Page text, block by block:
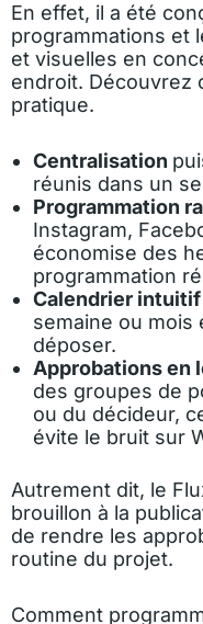
En effet, il a été
programmations et
et visuelles en
endroit. Découvrez
pratique.
Centralisation
réunis dans un
Programmation
Instagram,
économise des
programmation
Calendrier intuitif
semaine ou mois
déposer.
Approbations en
des groupes de
ou du décideur,
évite le bruit sur
Autrement dit, le
brouillon à la
de rendre les
routine du projet.
Comment